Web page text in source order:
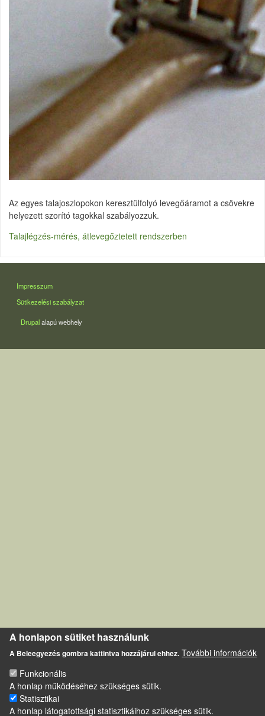
Az egyes talajoszlopokon keresztülfolyó levegőáramot a csövekre
helyezett szorító tagokkal szabályozzuk.
Talajlégzés-mérés, átlevegőztetett rendszerben
LÁBLÉC
Impresszum
Sütikezelési szabályzat
Drupalalapú webhely
A honlapon sütiket használunk
A Beleegyezés gombra kattintva hozzájárul ehhez. További információk
Funkcionális
A honlap működéséhez szükséges sütik.
Statisztikai
A honlap látogatottsági statisztikáihoz szükséges sütik.